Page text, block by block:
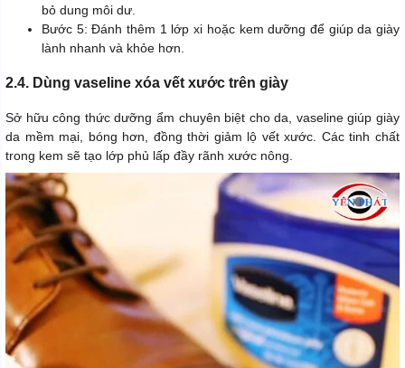
bỏ dung môi dư.
Bước 5: Đánh thêm 1 lớp xi hoặc kem dưỡng để giúp da giày
lành nhanh và khỏe hơn.
2.4. Dùng vaseline xóa vết xước trên giày
Sở hữu công thức dưỡng ẩm chuyên biệt cho da, vaseline giúp giày
da mềm mại, bóng hơn, đồng thời giảm lộ vết xước. Các tinh chất
trong kem sẽ tạo lớp phủ lấp đầy rãnh xước nông.